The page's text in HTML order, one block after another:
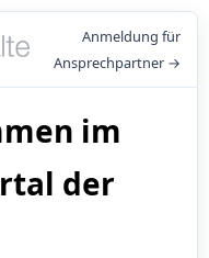
Anmeldung für
Ansprechpartner →
im
der